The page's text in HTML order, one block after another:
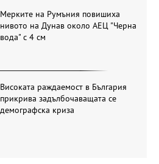
Мерките на Румъния повишиха
нивото на Дунав около АЕЦ "Черна
вода" с 4 см
Високата раждаемост в България
прикрива задълбочаващата се
демографска криза